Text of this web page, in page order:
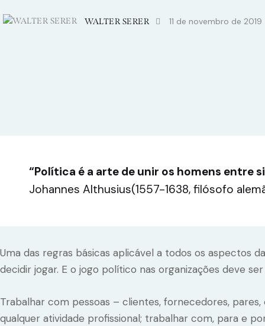
WALTER SERER 11 de novembro de 2019
“Política é a arte de unir os homens entre
Johannes Althusius(1557-1638, filósofo
Uma das regras básicas aplicável a todos os aspectos
decidir jogar. E o jogo político nas organizações deve
Trabalhar com pessoas – clientes, fornecedores,
qualquer atividade profissional; trabalhar com, para e